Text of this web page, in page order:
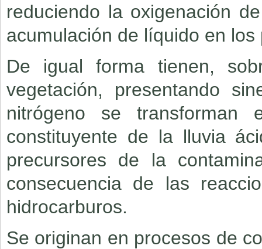
reduciendo la oxigenación
acumulación de líquido en
De igual forma tienen,
vegetación, presentando
nitrógeno se
constituyente de la lluvia
precursores de la
consecuencia de las
hidrocarburos.
Se originan en procesos de